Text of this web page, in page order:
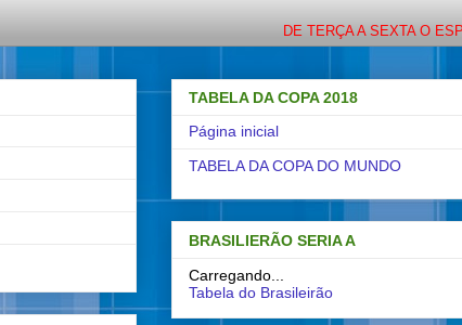
DE TERÇA A SEXTA O ESPORTE
TABELA DA COPA 2018
Página inicial
TABELA DA COPA DO MUNDO
BRASILIERÃO SERIA A
Carregando...
Tabela do Brasileirão